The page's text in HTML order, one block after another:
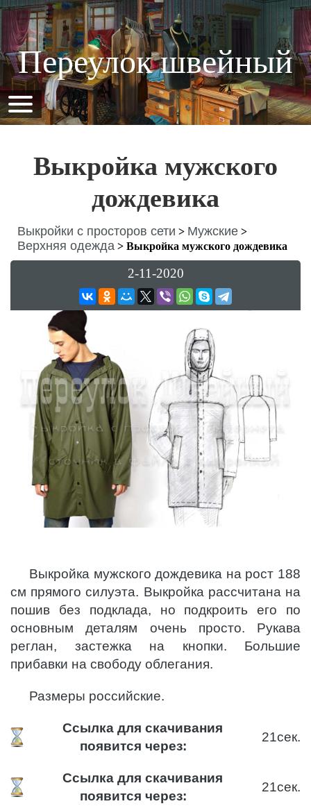
Переулок швейный
Выкройка мужского
дождевика
Выкройки с просторов сети > Мужские >
Верхняя одежда > Выкройка мужского дождевика
2-11-2020
Выкройка мужского дождевика на рост 188
см прямого силуэта. Выкройка рассчитана на
пошив без подклада, но подкроить его по
основным деталям очень просто. Рукава
реглан, застежка на кнопки. Большие
прибавки на свободу облегания.
Размеры российские.
Ссылка для скачивания
появится через:
20сек.
Ссылка для скачивания
появится через:
20сек.